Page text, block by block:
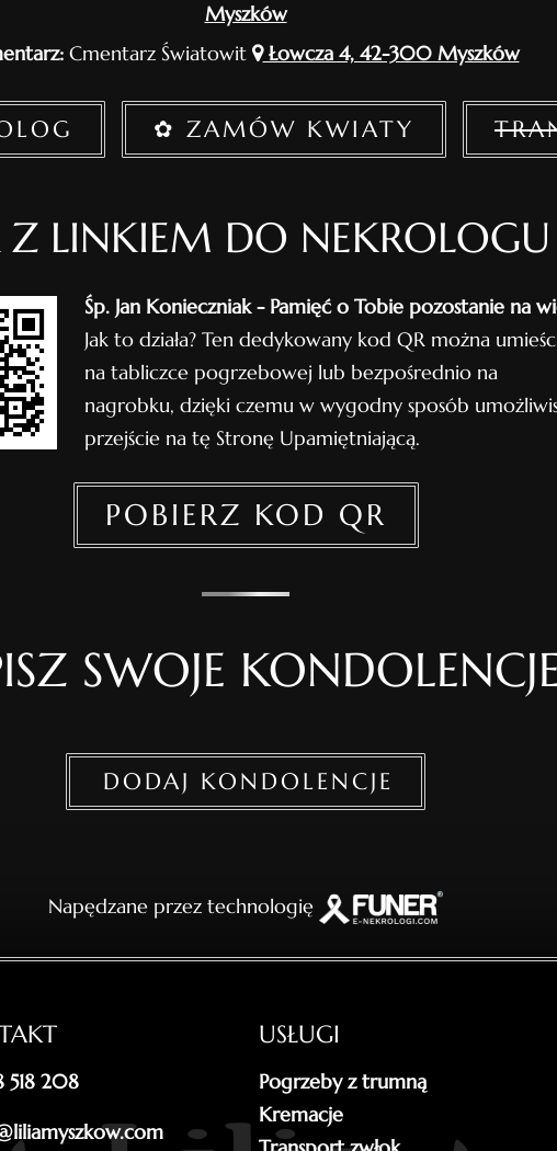
Myszków
Cmentarz Światowit Łowcza 4, 42-300 Myszków
✿ ZAMÓW KWIATY
Z LINKIEM DO NEKROLOGU
Śp. Jan Konieczniak - Pamięć o Tobie pozostanie na
Jak to działa? Ten dedykowany kod QR można
na tabliczce pogrzebowej lub bezpośrednio na
nagrobku, dzięki czemu w wygodny sposób
przejście na tę Stronę Upamiętniającą.
POBIERZ KOD QR
SWOJE
DODAJ KONDOLENCJE
Napędzane przez technologię
518 208
USŁUGI
Pogrzeby z trumną
Kremacje